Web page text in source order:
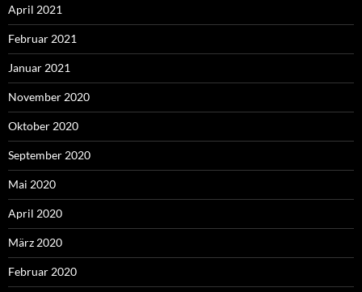
April 2021
Februar 2021
Januar 2021
November 2020
Oktober 2020
September 2020
Mai 2020
April 2020
März 2020
Februar 2020